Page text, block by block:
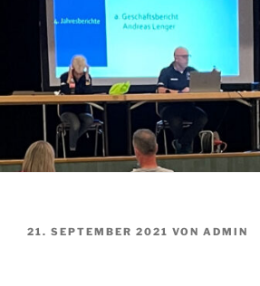
VERÖFFENTLICHT
21. SEPTEMBER 2021 VON ADMIN